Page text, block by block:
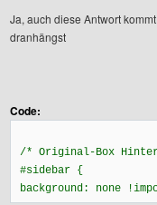
Profile anzeigen
Ja, auch diese Antwort
dranhängst
Code:
/* Original-Box
#sidebar {
background: none